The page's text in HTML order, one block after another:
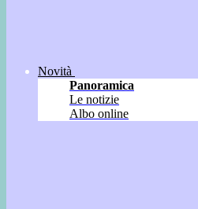
Novità
Panoramica
Le notizie
Albo online